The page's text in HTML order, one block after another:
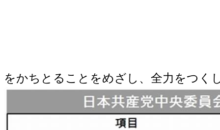
をかちとることをめざし、全力をつく